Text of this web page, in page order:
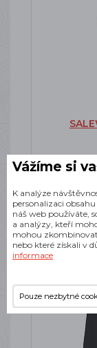
Vážíme si
K analýze
personalizaci
náš web používáte,
a analýzy, kteří
mohou
nebo které získali v
informace
Pouze nezbytné